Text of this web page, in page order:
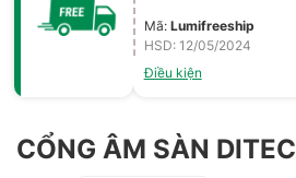
Mã: Lumifreeship
HSD: 12/05/2024
Điều kiện
CỔNG ÂM SÀN DITEC